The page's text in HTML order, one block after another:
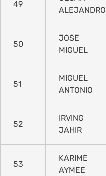
49
ALEJANDRO
50
JOSE
MIGUEL
51
MIGUEL
ANTONIO
52
IRVING
JAHIR
53
KARIME
AYMEE